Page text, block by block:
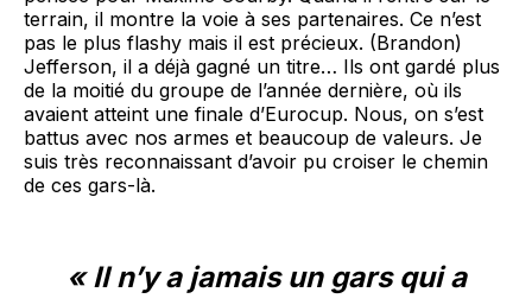
terrain, il montre la voie à ses partenaires. Ce n’est
pas le plus flashy mais il est précieux. (Brandon)
Jefferson, il a déjà gagné un titre… Ils ont gardé plus
de la moitié du groupe de l’année dernière, où ils
avaient atteint une finale d’Eurocup. Nous, on s’est
battus avec nos armes et beaucoup de valeurs. Je
suis très reconnaissant d’avoir pu croiser le chemin
de ces gars-là.
« Il n’y a jamais un gars qui a